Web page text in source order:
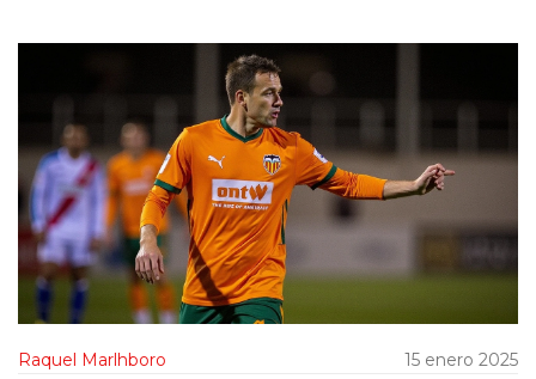
Raquel Marlhboro 15 enero 2025